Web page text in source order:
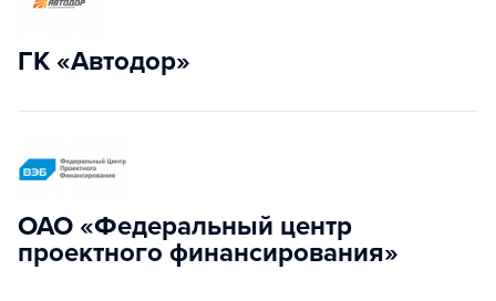
ГК «Автодор»
ОАО «Федеральный центр
проектного финансирования»